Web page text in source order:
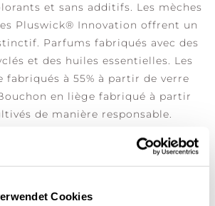
Cookies
et sans additifs. Les mèches
Pluswick® Innovation offrent un
Parfums fabriqués avec des
et des huiles essentielles. Les
fabriqués à 55% à partir de verre
en liège fabriqué à partir
de manière responsable.